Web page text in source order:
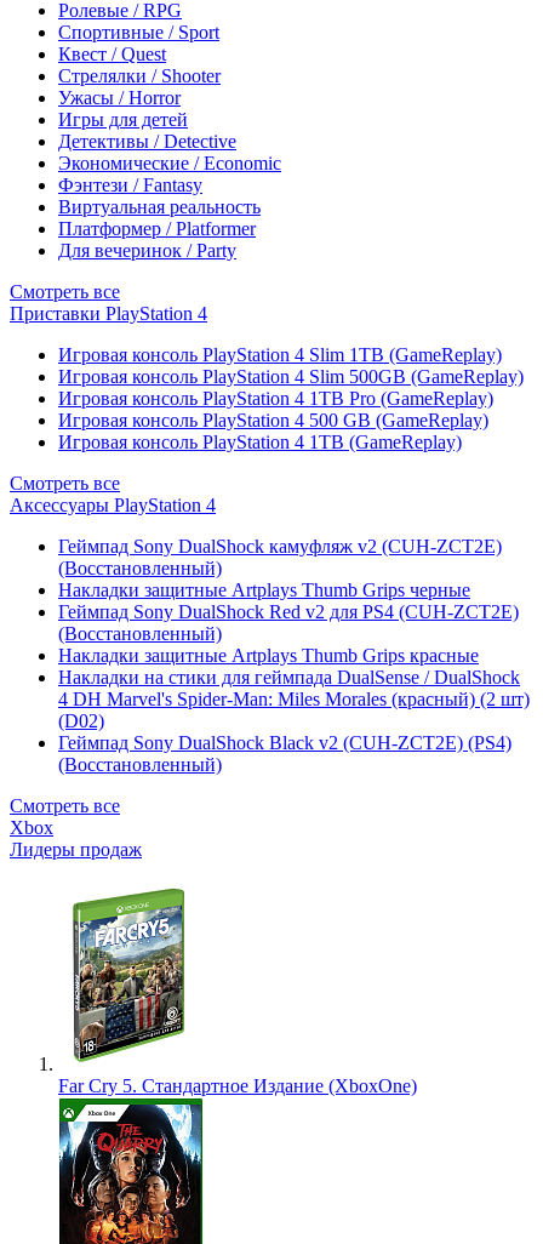
Ролевые / RPG
Спортивные / Sport
Квест / Quest
Стрелялки / Shooter
Ужасы / Horror
Игры для детей
Детективы / Detective
Экономические / Economic
Фэнтези / Fantasy
Виртуальная реальность
Платформер / Platformer
Для вечеринок / Party
Смотреть все
Приставки PlayStation 4
Игровая консоль PlayStation 4 Slim 1TB (GameReplay)
Игровая консоль PlayStation 4 Slim 500GB (GameReplay)
Игровая консоль PlayStation 4 1TB Pro (GameReplay)
Игровая консоль PlayStation 4 500 GB (GameReplay)
Игровая консоль PlayStation 4 1TB (GameReplay)
Смотреть все
Аксессуары PlayStation 4
Геймпад Sony DualShock камуфляж v2 (CUH-ZCT2E)
(Восстановленный)
Накладки защитные Artplays Thumb Grips черные
Геймпад Sony DualShock Red v2 для PS4 (CUH-ZCT2E)
(Восстановленный)
Накладки защитные Artplays Thumb Grips красные
Накладки на стики для геймпада DualSense / DualShock
4 DH Marvel's Spider-Man: Miles Morales (красный) (2 шт)
(D02)
Геймпад Sony DualShock Black v2 (CUH-ZCT2E) (PS4)
(Восстановленный)
Смотреть все
Xbox
Лидеры продаж
Far Cry 5. Стандартное Издание (XboxOne)